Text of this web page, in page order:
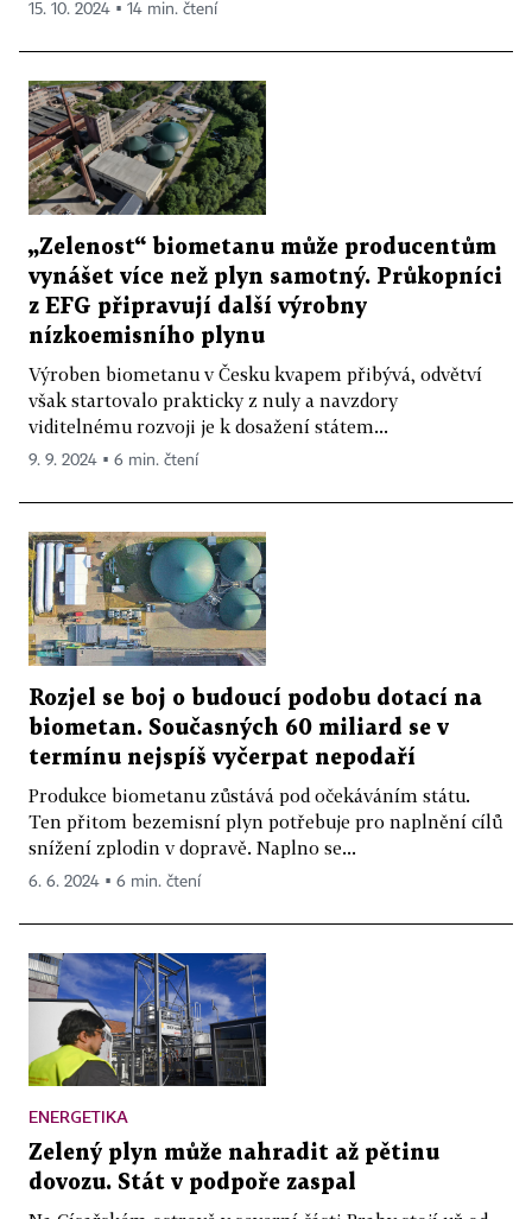
15. 10. 2024 ▪ 14 min. čtení
„Zelenost“ biometanu může producentům
vynášet více než plyn samotný. Průkopníci
z EFG připravují další výrobny
nízkoemisního plynu
Výroben biometanu v Česku kvapem přibývá, odvětví
však startovalo prakticky z nuly a navzdory
viditelnému rozvoji je k dosažení státem...
9. 9. 2024 ▪ 6 min. čtení
Rozjel se boj o budoucí podobu dotací na
biometan. Současných 60 miliard se v
termínu nejspíš vyčerpat nepodaří
Produkce biometanu zůstává pod očekáváním státu.
Ten přitom bezemisní plyn potřebuje pro naplnění cílů
snížení zplodin v dopravě. Naplno se...
6. 6. 2024 ▪ 6 min. čtení
ENERGETIKA
Zelený plyn může nahradit až pětinu
dovozu. Stát v podpoře zaspal